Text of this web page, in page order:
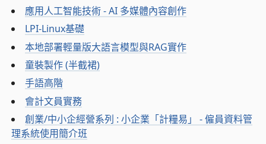
應用人工智能技術 - AI 多媒體內容創作
LPI-Linux基礎
本地部署輕量版大語言模型與RAG實作
童裝製作 (半截裙)
手語高階
會計文員實務
創業/中小企經營系列 : 小企業「計糧易」 - 僱員資料管
理系統使用簡介班